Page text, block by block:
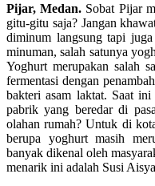
Pijar, Medan. Sobat Pijar
gitu-gitu saja? Jangan
diminum langsung tapi
minuman, salah satunya
Yoghurt merupakan salah
fermentasi dengan
bakteri asam laktat. Saat
pabrik yang beredar di
olahan rumah? Untuk di
berupa yoghurt masih
banyak dikenal oleh
menarik ini adalah Susi